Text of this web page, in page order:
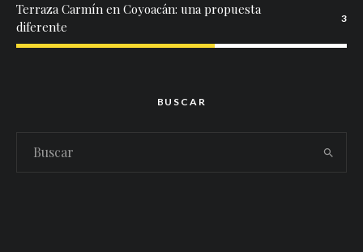
Terraza Carmín en Coyoacán: una propuesta
diferente
3
BUSCAR